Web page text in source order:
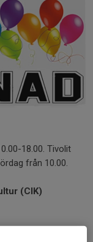
18.00. Tivolit
från 10.00.
(CIK)